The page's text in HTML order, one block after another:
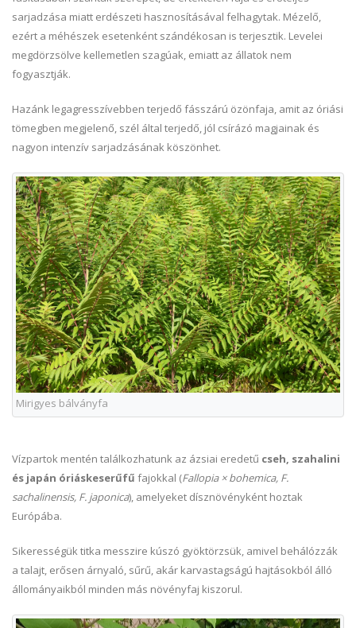
sarjadzása miatt erdészeti hasznosításával felhagytak. Mézelő,
ezért a méhészek esetenként szándékosan is terjesztik. Levelei
megdörzsölve kellemetlen szagúak, emiatt az állatok nem
fogyasztják.
Hazánk legagresszívebben terjedő fásszárú özönfaja, amit az óriási
tömegben megjelenő, szél által terjedő, jól csírázó magjainak és
nagyon intenzív sarjadzásának köszönhet.
Mirigyes bálványfa
Vízpartok mentén találkozhatunk az ázsiai eredetű cseh, szahalini
és japán óriáskeserűfű fajokkal (Fallopia × bohemica, F.
sachalinensis, F. japonica), amelyeket dísznövényként hoztak
Európába.
Sikerességük titka messzire kúszó gyöktörzsük, amivel behálózzák
a talajt, erősen árnyaló, sűrű, akár karvastagságú hajtásokból álló
állományaikból minden más növényfaj kiszorul.